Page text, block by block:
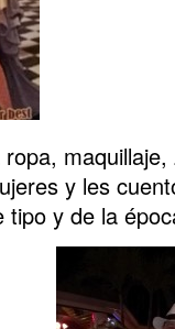
y les
tipo y de la